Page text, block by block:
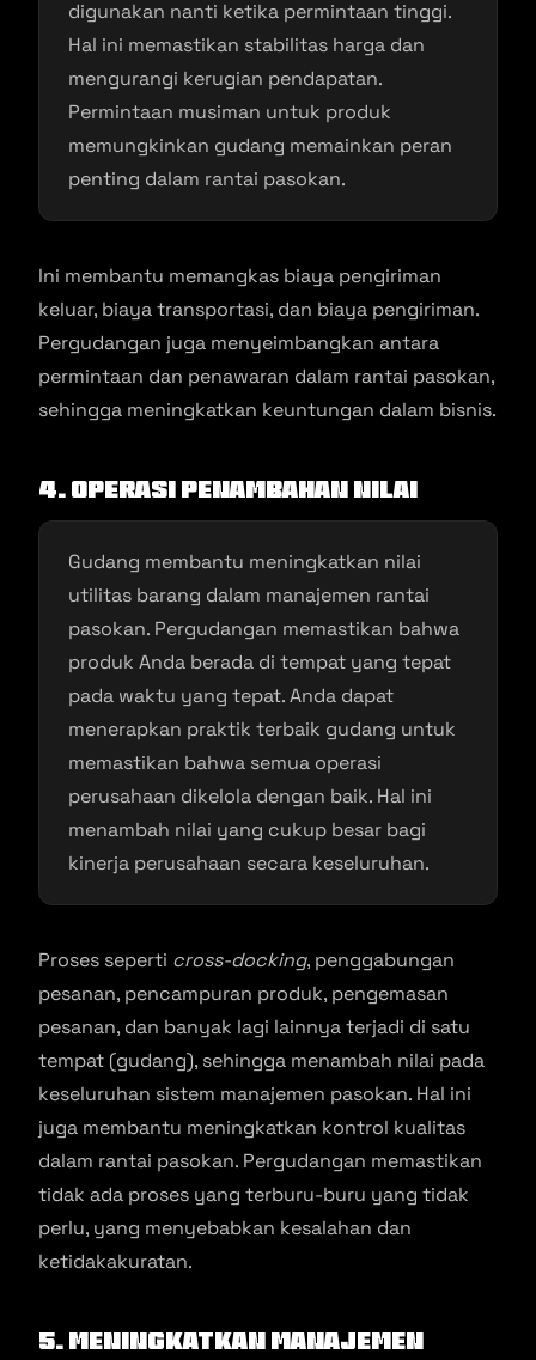
digunakan nanti ketika permintaan tinggi.
Hal ini memastikan stabilitas harga dan
mengurangi kerugian pendapatan.
Permintaan musiman untuk produk
memungkinkan gudang memainkan peran
penting dalam rantai pasokan.
Ini membantu memangkas biaya pengiriman
keluar, biaya transportasi, dan biaya pengiriman.
Pergudangan juga menyeimbangkan antara
permintaan dan penawaran dalam rantai pasokan,
sehingga meningkatkan keuntungan dalam bisnis.
4. Operasi Penambahan Nilai
Gudang membantu meningkatkan nilai
utilitas barang dalam manajemen rantai
pasokan. Pergudangan memastikan bahwa
produk Anda berada di tempat yang tepat
pada waktu yang tepat. Anda dapat
menerapkan praktik terbaik gudang untuk
memastikan bahwa semua operasi
perusahaan dikelola dengan baik. Hal ini
menambah nilai yang cukup besar bagi
kinerja perusahaan secara keseluruhan.
Proses seperti cross-docking, penggabungan
pesanan, pencampuran produk, pengemasan
pesanan, dan banyak lagi lainnya terjadi di satu
tempat (gudang), sehingga menambah nilai pada
keseluruhan sistem manajemen pasokan. Hal ini
juga membantu meningkatkan kontrol kualitas
dalam rantai pasokan. Pergudangan memastikan
tidak ada proses yang terburu-buru yang tidak
perlu, yang menyebabkan kesalahan dan
ketidakakuratan.
5. Meningkatkan Manajemen